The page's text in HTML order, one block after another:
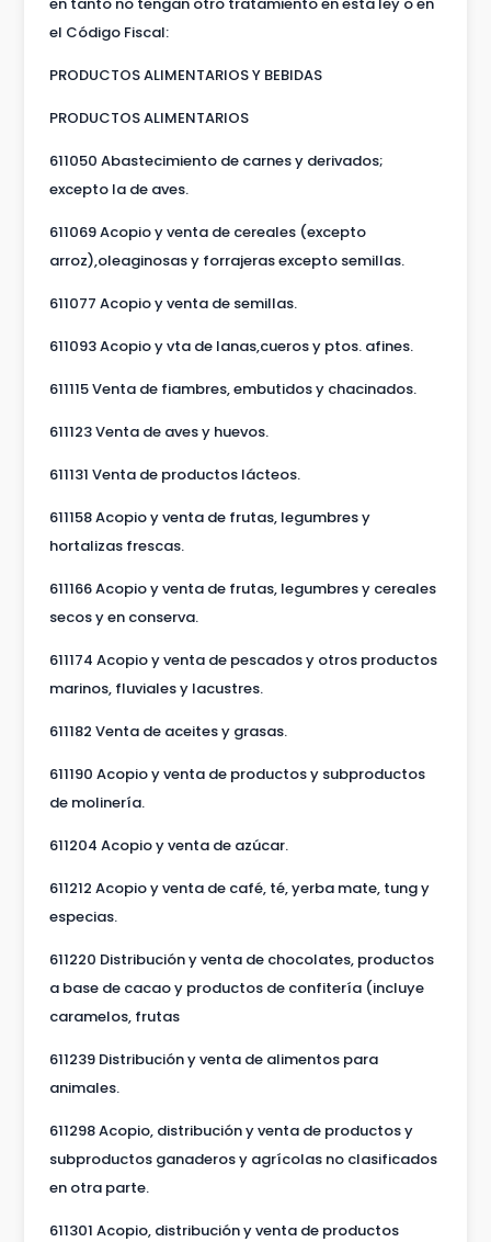
el Código Fiscal:
PRODUCTOS ALIMENTARIOS Y BEBIDAS
PRODUCTOS ALIMENTARIOS
611050 Abastecimiento de carnes y derivados;
excepto la de aves.
611069 Acopio y venta de cereales (excepto
arroz),oleaginosas y forrajeras excepto semillas.
611077 Acopio y venta de semillas.
611093 Acopio y vta de lanas,cueros y ptos. afines.
611115 Venta de fiambres, embutidos y chacinados.
611123 Venta de aves y huevos.
611131 Venta de productos lácteos.
611158 Acopio y venta de frutas, legumbres y
hortalizas frescas.
611166 Acopio y venta de frutas, legumbres y cereales
secos y en conserva.
611174 Acopio y venta de pescados y otros productos
marinos, fluviales y lacustres.
611182 Venta de aceites y grasas.
611190 Acopio y venta de productos y subproductos
de molinería.
611204 Acopio y venta de azúcar.
611212 Acopio y venta de café, té, yerba mate, tung y
especias.
611220 Distribución y venta de chocolates, productos
a base de cacao y productos de confitería (incluye
caramelos, frutas
611239 Distribución y venta de alimentos para
animales.
611298 Acopio, distribución y venta de productos y
subproductos ganaderos y agrícolas no clasificados
en otra parte.
611301 Acopio, distribución y venta de productos